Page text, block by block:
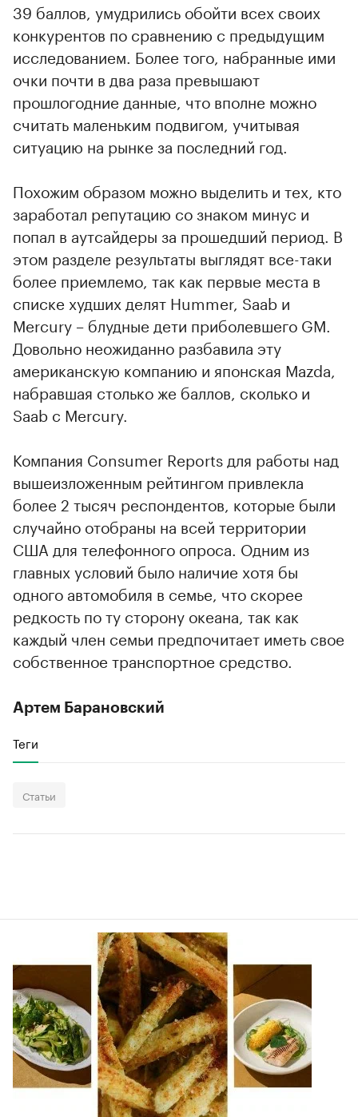
39 баллов, умудрились обойти всех своих
конкурентов по сравнению с предыдущим
исследованием. Более того, набранные ими
очки почти в два раза превышают
прошлогодние данные, что вполне можно
считать маленьким подвигом, учитывая
ситуацию на рынке за последний год.
Похожим образом можно выделить и тех, кто
заработал репутацию со знаком минус и
попал в аутсайдеры за прошедший период. В
этом разделе результаты выглядят все-таки
более приемлемо, так как первые места в
списке худших делят Hummer, Saab и
Mercury – блудные дети приболевшего GM.
Довольно неожиданно разбавила эту
американскую компанию и японская Mazda,
набравшая столько же баллов, сколько и
Saab с Mercury.
Компания Consumer Reports для работы над
вышеизложенным рейтингом привлекла
более 2 тысяч респондентов, которые были
случайно отобраны на всей территории
США для телефонного опроса. Одним из
главных условий было наличие хотя бы
одного автомобиля в семье, что скорее
редкость по ту сторону океана, так как
каждый член семьи предпочитает иметь свое
собственное транспортное средство.
Артем Барановский
Теги
Статьи